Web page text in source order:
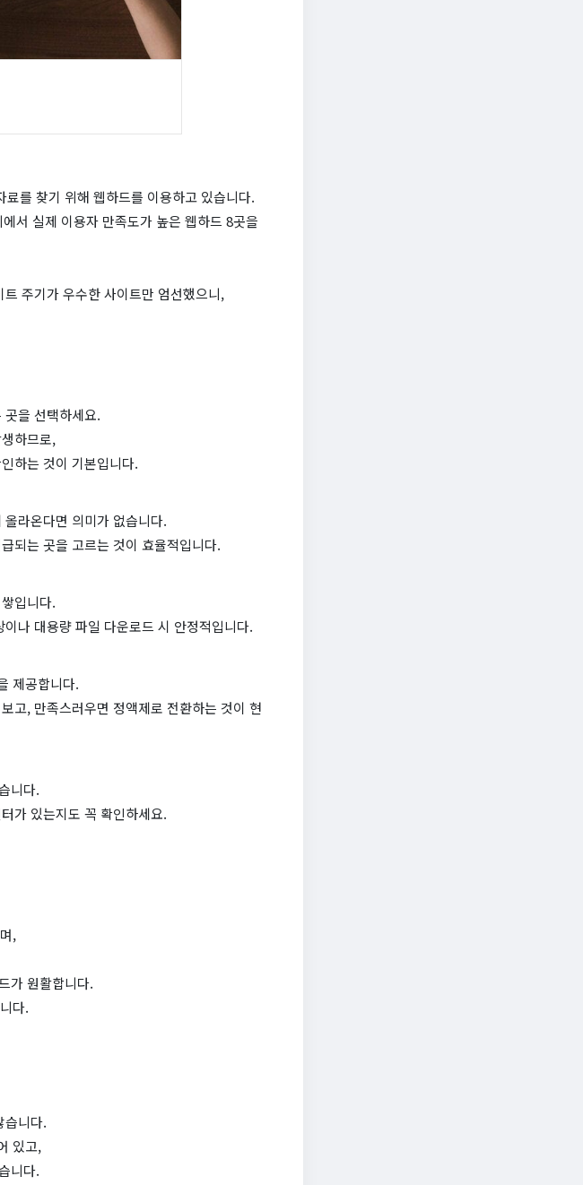
를 찾기 위해 웹하드를 이용하고 있습니다.
서 실제 이용자 만족도가 높은 웹하드 8곳을
주기가 우수한 사이트만 엄선했으니,
을 선택하세요.
하므로,
하는 것이 기본입니다.
라온다면 의미가 없습니다.
되는 곳을 고르는 것이 효율적입니다.
입니다.
나 대용량 파일 다운로드 시 안정적입니다.
제공합니다.
고, 만족스러우면 정액제로 전환하는 것이 현
니다.
가 있는지도 꼭 확인하세요.
,
가 원활합니다.
다.
습니다.
있고,
니다.